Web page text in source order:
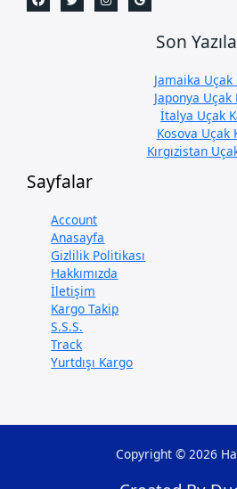
Son
Jamaika Uçak
Japonya Uçak
İtalya Uçak
Kosova Uçak
Kırgızistan
Sayfalar
Account
Anasayfa
Gizlilik Politikası
Hakkımızda
İletişim
Kargo Takip
S.S.S.
Track
Yurtdışı Kargo
Copyright © 2026